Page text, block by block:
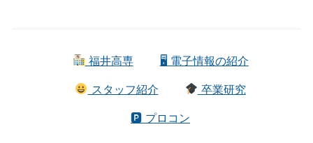
福井高専 🖥 電子情報の紹介
スタッフ紹介 卒業研究
🅿 プロコン